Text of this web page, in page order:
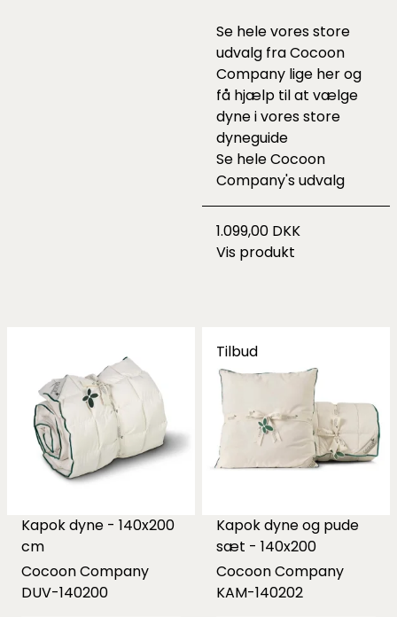
Se hele vores store
udvalg fra Cocoon
Company lige herog
få hjælp til at vælge
dyne i voresstore
dyneguide
Se heleCocoon
Company's udvalg
1.099,00 DKK
Vis produkt
Kapok dyne - 140x200
cm
Cocoon Company
DUV-140200
Tilbud
Kapok dyne og pude
sæt - 140x200
Cocoon Company
KAM-140202